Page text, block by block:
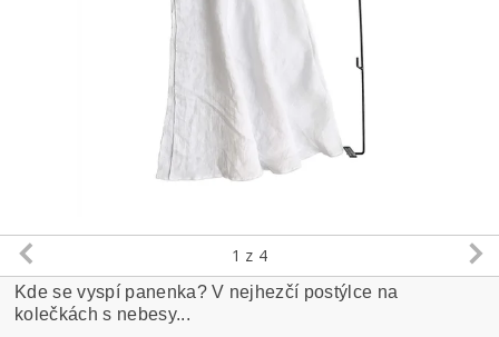
1 z 4
Kde se vyspí panenka? V nejhezčí postýlce na
kolečkách s nebesy...